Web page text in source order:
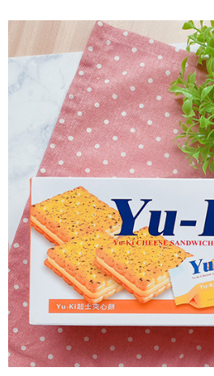
每筆NT$60，滿NT$799(含以上)免運費
付款後全家取貨
每筆NT$60，滿NT$799(含以上)免運費
7-11取貨付款
每筆NT$60，滿NT$799(含以上)免運費
付款後7-11取貨
每筆NT$60，滿NT$799(含以上)免運費
宅配到家
每筆NT$150，滿NT$1,399(含以上)免
澎湖金門馬祖宅配到家
每筆NT$250
付款後門市自取
免運費